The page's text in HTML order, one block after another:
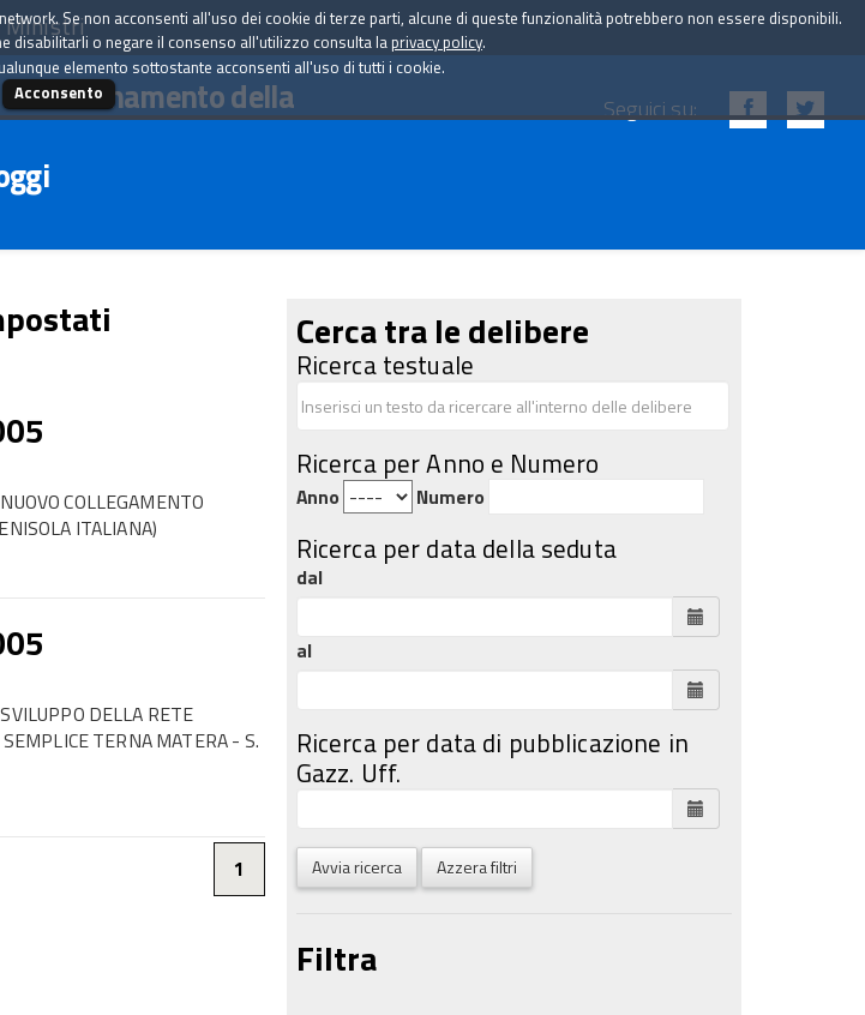
Ministri
coordinamento della Seguici su:
COLLEGAMENTO
ITALIANA)
DELLA RETE
TERNA MATERA - S.
1
Cerca tra le delibere
Ricerca testuale
Ricerca per Anno e Numero
Anno Numero
Ricerca per data della seduta
dal
al
Ricerca per data di pubblicazione in
Gazz. Uff.
Avvia ricerca Azzera filtri
Filtra
Se non acconsenti all'uso dei cookie di terze parti, alcune di queste funzionalità potrebbero non essere disponibili.
disabilitarli o negare il consenso all'utilizzo consulta la privacy policy.
elemento sottostante acconsenti all'uso di tutti i cookie.
Acconsento